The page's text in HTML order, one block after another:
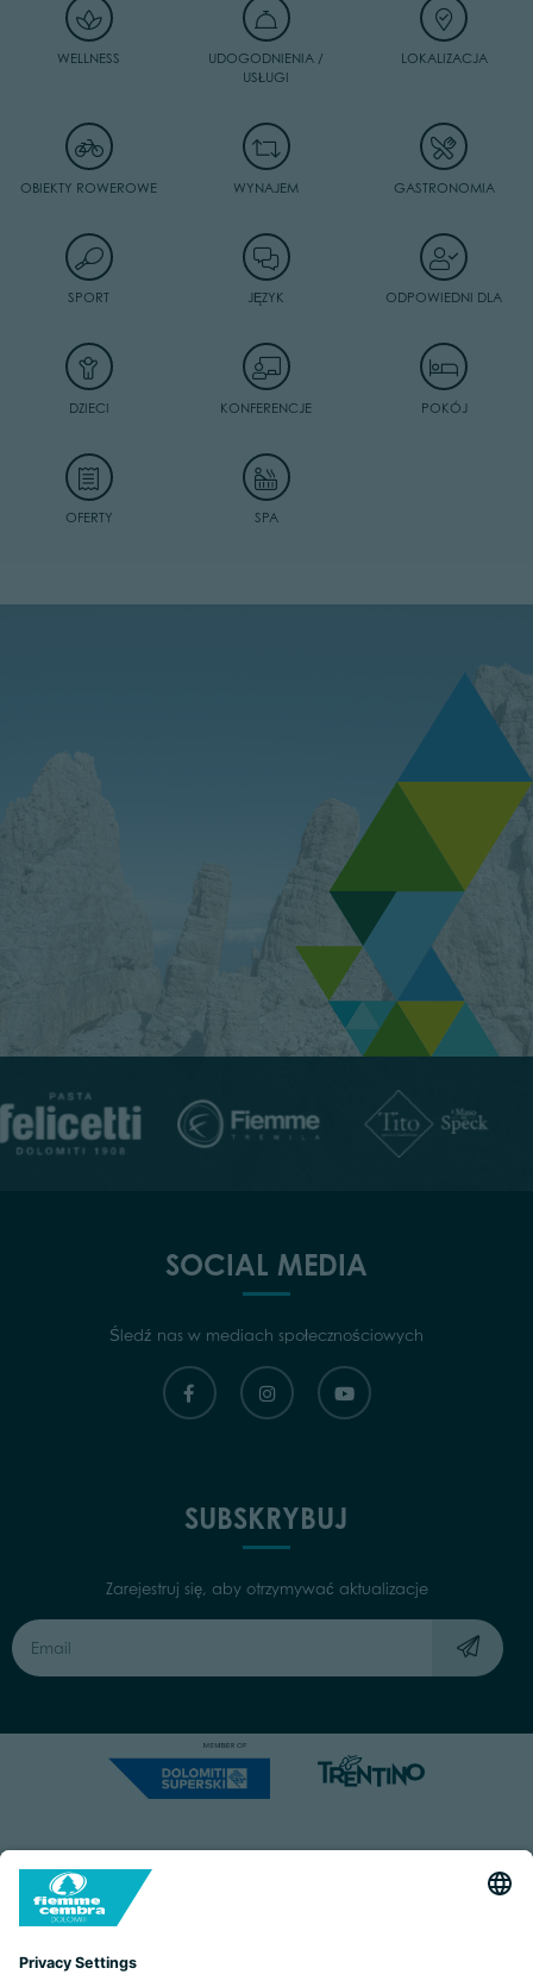
WELLNESS
UDOGODNIENIA /
USŁUGI
LOKALIZACJA
OBIEKTY ROWEROWE WYNAJEM GASTRONOMIA
SPORT JĘZYK ODPOWIEDNI DLA
DZIECI KONFERENCJE POKÓJ
OFERTY SPA
SOCIAL MEDIA
Śledź nas w mediach społecznościowych
SUBSKRYBUJ
Zarejestruj się, aby otrzymywać aktualizacje
Capitale Sociale: Euro 220.000,00 | VAT: 01901280220
COOKIES IMPRINT